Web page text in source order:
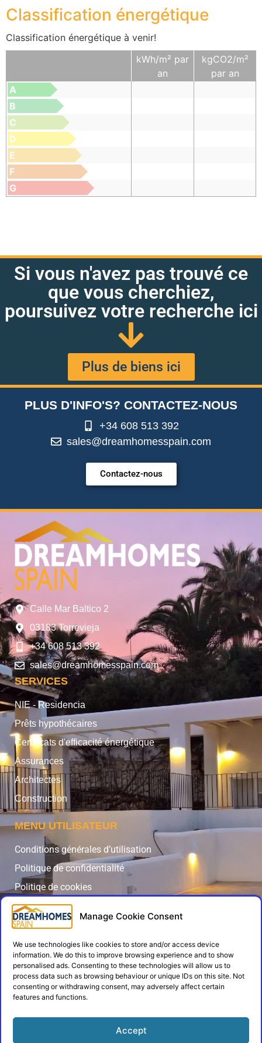
Manage Cookie Consent
We use technologies like cookies to store and/or access device
information. We do this to improve browsing experience and to show
personalised ads. Consenting to these technologies will allow us to
process data such as browsing behaviour or unique IDs on this site. Not
consenting or withdrawing consent, may adversely affect certain
features and functions.
Accept
Classification énergétique
Classification énergétique à venir!
kWh/m² par
an
kgCO2/m²
par an
A
B
C
D
E
F
G
Si vous n'avez pas trouvé ce
que vous cherchiez,
poursuivez votre recherche ici
Plus de biens ici
PLUS D'INFO'S? CONTACTEZ-NOUS
+34 608 513 392
sales@dreamhomesspain.com
Contactez-nous
Calle Mar Baltico 2
03183 Torrevieja
+34 608 513 392
sales@dreamhomesspain.com
SERVICES
NIE - Residencia
Prêts hypothécaires
Certificats d'efficacité énergétique
Assurances
Architectes
Construction
MENU UTILISATEUR
Conditions générales d’utilisation
Politique de confidentialité
Politiqe de cookies
Contact
Admin Login
SUIVEZ-NOUS